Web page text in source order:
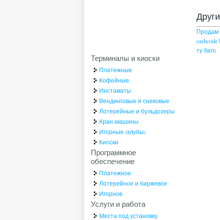
Продам
ту бил)
Терминалы и киоски
Платежные
Кофейные
Инстаматы
Вендинговые и снековые
Лотерейные и бульдозеры
Кран-машины
Игорные (клубы)
Киоски
Программное
обеспечение
Платежное
Лотерейное и биржевое
Игорное
Услуги и работа
Места под установку